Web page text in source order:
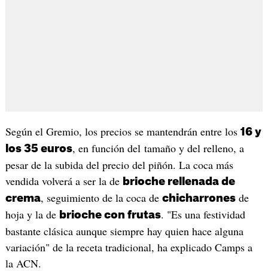
Según el Gremio, los precios se mantendrán entre los 16 y
los 35 euros, en función del tamaño y del relleno, a
pesar de la subida del precio del piñón. La coca más
vendida volverá a ser la de brioche rellenada de
crema, seguimiento de la coca de chicharronesde
hoja y la de brioche con frutas. "Es una festividad
bastante clásica aunque siempre hay quien hace alguna
variación" de la receta tradicional, ha explicado Camps a
la ACN.